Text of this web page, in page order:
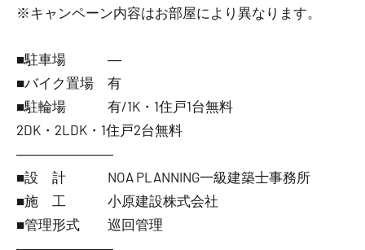
※キャンペーン内容はお部屋により異なります。
■駐車場 ―
■バイク置場 有
■駐輪場 有/1K・1住戸1台無料
2DK・2LDK・1住戸2台無料
―――――――
■設 計 NOA PLANNING一級建築士事務所
■施 工 小原建設株式会社
■管理形式 巡回管理